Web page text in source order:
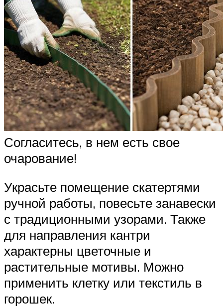
Согласитесь, в нем есть свое
очарование!
Украсьте помещение скатертями
ручной работы, повесьте занавески
с традиционными узорами. Также
для направления кантри
характерны цветочные и
растительные мотивы. Можно
применить клетку или текстиль в
горошек.